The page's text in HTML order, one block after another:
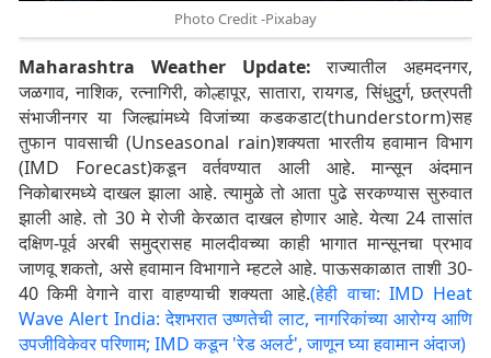
Photo Credit -Pixabay
Maharashtra Weather Update: राज्यातील अहमदनगर,
जळगाव, नाशिक, रत्नागिरी, कोल्हापूर, सातारा, रायगड, सिंधुदुर्ग, छत्रपती
संभाजीनगर या जिल्ह्यांमध्ये विजांच्या कडकडाट(thunderstorm)सह
तुफान पावसाची (Unseasonal rain)शक्यता भारतीय हवामान विभाग
(IMD Forecast)कडून वर्तवण्यात आली आहे. मान्सून अंदमान
निकोबारमध्ये दाखल झाला आहे. त्यामुळे तो आता पुढे सरकण्यास सुरुवात
झाली आहे. तो 30 मे रोजी केरळात दाखल होणार आहे. येत्या 24 तासांत
दक्षिण-पूर्व अरबी समुद्रासह मालदीवच्या काही भागात मान्सूनचा प्रभाव
जाणवू शकतो, असे हवामान विभागाने म्हटले आहे. पाऊसकाळात ताशी 30-
40 किमी वेगाने वारा वाहण्याची शक्यता आहे.(हेही वाचा: IMD Heat
Wave Alert India: देशभरात उष्णतेची लाट, नागरिकांच्या आरोग्य आणि
उपजीविकेवर परिणाम; IMD कडून 'रेड अलर्ट', जाणून घ्या हवामान अंदाज)